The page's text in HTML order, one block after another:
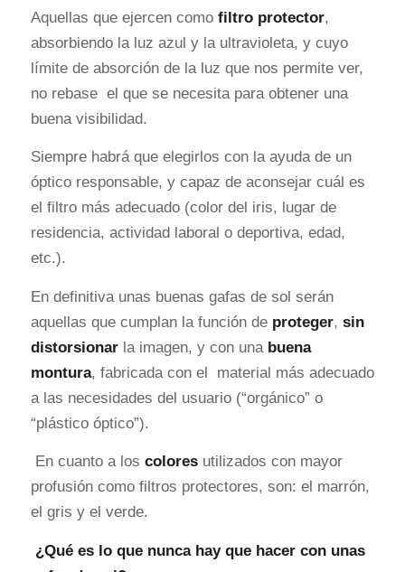
Aquellas que ejercen como filtro protector,
absorbiendo la luz azul y la ultravioleta, y cuyo
límite de absorción de la luz que nos permite ver,
no rebase el que se necesita para obtener una
buena visibilidad.
Siempre habrá que elegirlos con la ayuda de un
óptico responsable, y capaz de aconsejar cuál es
el filtro más adecuado (color del iris, lugar de
residencia, actividad laboral o deportiva, edad,
etc.).
En definitiva unas buenas gafas de sol serán
aquellas que cumplan la función de proteger, sin
distorsionarla imagen, y con una buena
montura, fabricada con el material más adecuado
a las necesidades del usuario (“orgánico” o
“plástico óptico”).
En cuanto a los coloresutilizados con mayor
profusión como filtros protectores, son: el marrón,
el gris y el verde.
¿Qué es lo que nunca hay que hacer con unas